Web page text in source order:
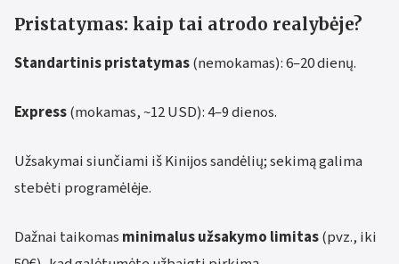
Pristatymas: kaip tai atrodo realybėje?
Standartinis pristatymas(nemokamas): 6–20 dienų.
Express(mokamas, ~12 USD): 4–9 dienos.
Užsakymai siunčiami iš Kinijos sandėlių; sekimą galima
stebėti programėlėje.
Dažnai taikomas minimalus užsakymo limitas(pvz., iki